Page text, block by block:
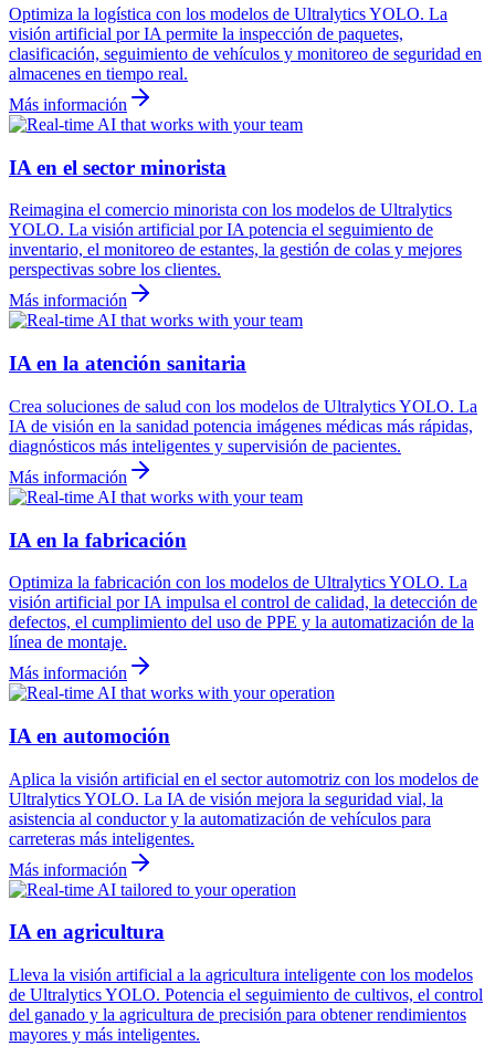
Optimiza la logística con los modelos de Ultralytics YOLO. La
visión artificial por IA permite la inspección de paquetes,
clasificación, seguimiento de vehículos y monitoreo de seguridad en
almacenes en tiempo real.
Más información
IA en el sector minorista
Reimagina el comercio minorista con los modelos de Ultralytics
YOLO. La visión artificial por IA potencia el seguimiento de
inventario, el monitoreo de estantes, la gestión de colas y mejores
perspectivas sobre los clientes.
Más información
IA en la atención sanitaria
Crea soluciones de salud con los modelos de Ultralytics YOLO. La
IA de visión en la sanidad potencia imágenes médicas más rápidas,
diagnósticos más inteligentes y supervisión de pacientes.
Más información
IA en la fabricación
Optimiza la fabricación con los modelos de Ultralytics YOLO. La
visión artificial por IA impulsa el control de calidad, la detección de
defectos, el cumplimiento del uso de PPE y la automatización de la
línea de montaje.
Más información
IA en automoción
Aplica la visión artificial en el sector automotriz con los modelos de
Ultralytics YOLO. La IA de visión mejora la seguridad vial, la
asistencia al conductor y la automatización de vehículos para
carreteras más inteligentes.
Más información
IA en agricultura
Lleva la visión artificial a la agricultura inteligente con los modelos
de Ultralytics YOLO. Potencia el seguimiento de cultivos, el control
del ganado y la agricultura de precisión para obtener rendimientos
mayores y más inteligentes.